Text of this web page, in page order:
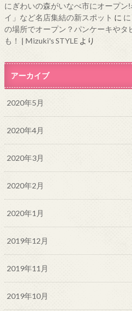
にぎわいの森がいなべ市にオープン
イ」など名店集結の新スポット に
の場所でオープン？パンケーキやタ
も！ | Mizuki's STYLEより
アーカイブ
2020年5月
2020年4月
2020年3月
2020年2月
2020年1月
2019年12月
2019年11月
2019年10月